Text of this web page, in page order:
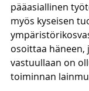
pääasiallinen
myös kyseisen
osoittaa häneen,
vastuullaan on
toiminnan